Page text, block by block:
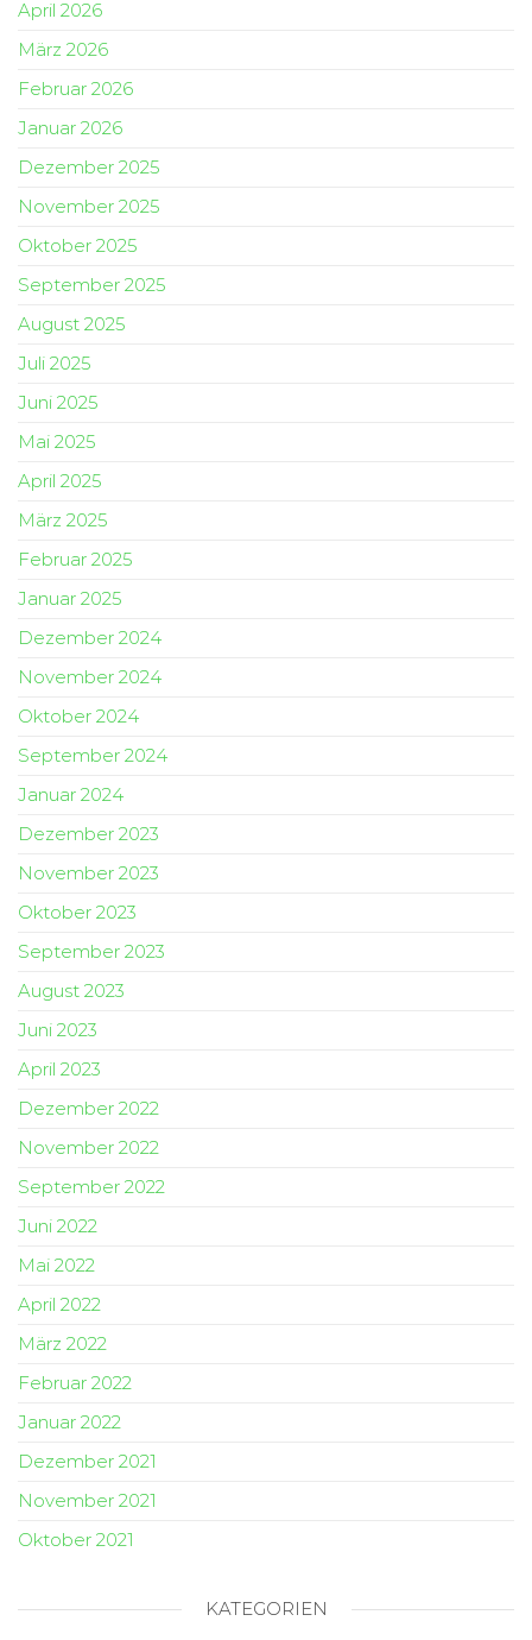
April 2026
März 2026
Februar 2026
Januar 2026
Dezember 2025
November 2025
Oktober 2025
September 2025
August 2025
Juli 2025
Juni 2025
Mai 2025
April 2025
März 2025
Februar 2025
Januar 2025
Dezember 2024
November 2024
Oktober 2024
September 2024
Januar 2024
Dezember 2023
November 2023
Oktober 2023
September 2023
August 2023
Juni 2023
April 2023
Dezember 2022
November 2022
September 2022
Juni 2022
Mai 2022
April 2022
März 2022
Februar 2022
Januar 2022
Dezember 2021
November 2021
Oktober 2021
KATEGORIEN